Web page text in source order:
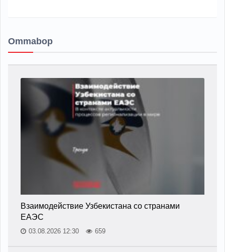
Ommabop
Взаимодействие Узбекистана со странами
ЕАЭС
03.08.2026 12:30 659